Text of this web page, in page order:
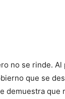
no se rinde.
que se
demuestra que